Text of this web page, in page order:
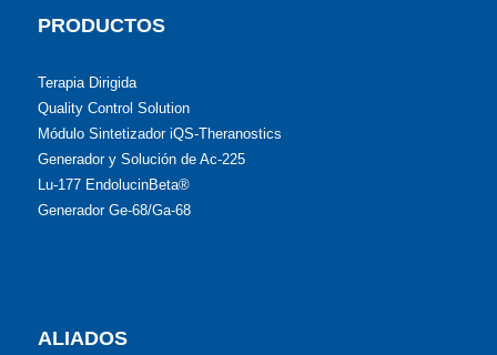
PRODUCTOS
Terapia Dirigida
Quality Control Solution
Módulo Sintetizador iQS-Theranostics
Generador y Solución de Ac-225
Lu-177 EndolucinBeta®
Generador Ge-68/Ga-68
ALIADOS